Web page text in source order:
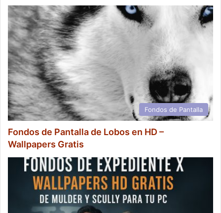
Fondos de Pantalla
Fondos de Pantalla de Lobos en HD –
Wallpapers Gratis